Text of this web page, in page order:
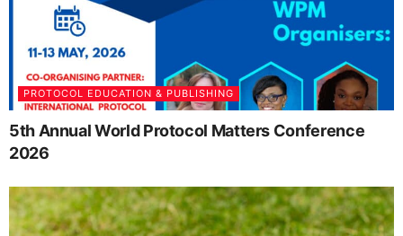
PROTOCOL EDUCATION & PUBLISHING
5th Annual World Protocol Matters Conference
2026